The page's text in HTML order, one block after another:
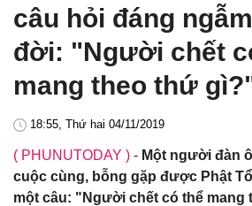
câu hỏi đáng
đời: "Người chết
mang theo thứ
18:55, Thứ hai 04/11/2019
( PHUNUTODAY ) - Một người đàn
cuộc cùng, bỗng gặp được Phật
một câu: "Người chết có thể mang